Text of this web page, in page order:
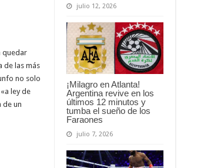
julio 12, 2026
¡Milagro en Atlanta!
Argentina revive en los
últimos 12 minutos y
tumba el sueño de los
Faraones
julio 7, 2026
quedar
de las más
no solo
ley de
de un